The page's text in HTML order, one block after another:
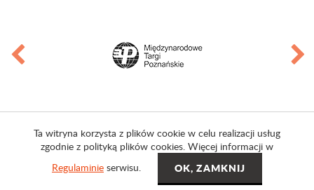
Ta witryna korzysta z plików cookie w celu realizacji usług
zgodnie z polityką plików cookies. Więcej informacji w
Regulaminie serwisu.